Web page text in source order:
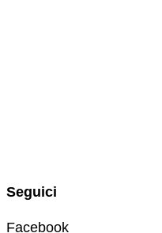
Seguici
Facebook